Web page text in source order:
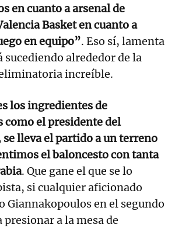
en cuanto a arsenal de
Basket en cuanto a
en equipo”. Eso sí, lamenta
sucediendo alrededor de la
increíble.
los ingredientes de
como el presidente del
lleva el partido a un terreno
el baloncesto con tanta
. Que gane el que se lo
si cualquier aficionado
Giannakopoulos en el segundo
a la mesa de